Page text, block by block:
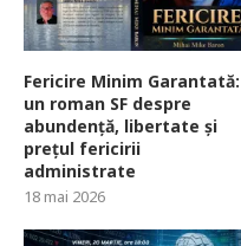
Fericire Minim Garantată:
un roman SF despre
abundență, libertate și
prețul fericirii
administrate
18 mai 2026